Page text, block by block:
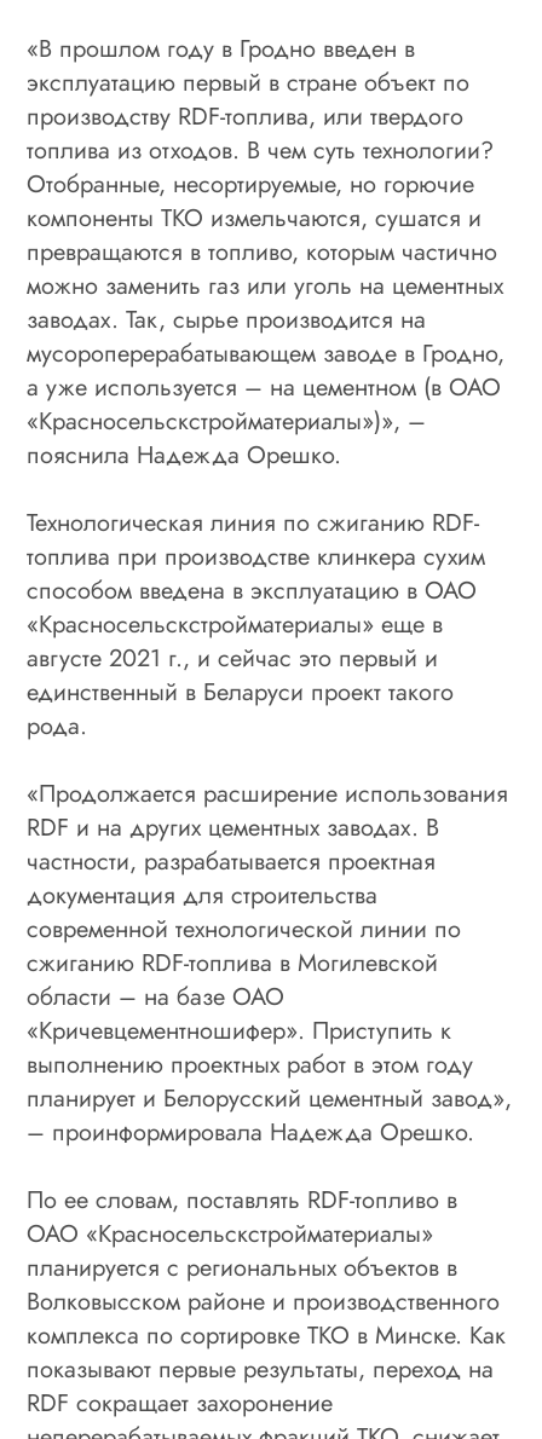
«В прошлом году в Гродно введен в
эксплуатацию первый в стране объект по
производству RDF-топлива, или твердого
топлива из отходов. В чем суть технологии?
Отобранные, несортируемые, но горючие
компоненты ТКО измельчаются, сушатся и
превращаются в топливо, которым частично
можно заменить газ или уголь на цементных
заводах. Так, сырье производится на
мусороперерабатывающем заводе в Гродно,
а уже используется – на цементном (в ОАО
«Красносельскстройматериалы»)», –
пояснила Надежда Орешко.
Технологическая линия по сжиганию RDF-
топлива при производстве клинкера сухим
способом введена в эксплуатацию в ОАО
«Красносельскстройматериалы» еще в
августе 2021 г., и сейчас это первый и
единственный в Беларуси проект такого
рода.
«Продолжается расширение использования
RDF и на других цементных заводах. В
частности, разрабатывается проектная
документация для строительства
современной технологической линии по
сжиганию RDF-топлива в Могилевской
области – на базе ОАО
«Кричевцементношифер». Приступить к
выполнению проектных работ в этом году
планирует и Белорусский цементный завод»,
– проинформировала Надежда Орешко.
По ее словам, поставлять RDF-топливо в
ОАО «Красносельскстройматериалы»
планируется с региональных объектов в
Волковысском районе и производственного
комплекса по сортировке ТКО в Минске. Как
показывают первые результаты, переход на
RDF сокращает захоронение